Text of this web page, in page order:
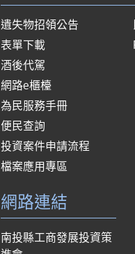
遺失物招領公告
表單下載
酒後代駕
網路e櫃檯
為民服務手冊
便民查詢
投資案件申請流程
檔案應用專區
網路連結
南投縣工商發展投資策